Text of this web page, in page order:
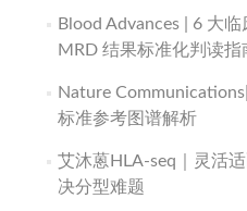
Blood Advances | 6 大
MRD 结果标准化判读指
Nature
标准参考图谱解析
艾沐蒽HLA-seq｜灵活
决分型难题